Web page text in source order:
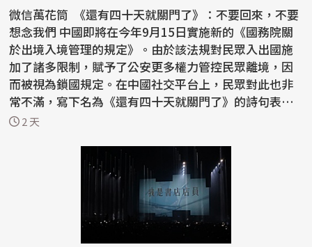
微信萬花筒 《還有四十天就關門了》：不要回來，不要
想念我們 中國即將在今年9月15日實施新的《國務院關
於出境入境管理的規定》。由於該法規對民眾入出國施
加了諸多限制，賦予了公安更多權力管控民眾離境，因
而被視為鎖國規定。在中國社交平台上，民眾對此也非
常不滿，寫下名為《還有四十天就關門了》的詩句表達
憤怒...
2 天